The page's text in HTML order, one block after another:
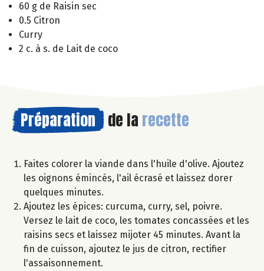
60 g de Raisin sec
0.5 Citron
Curry
2 c. à s. de Lait de coco
Préparation de la recette
Faites colorer la viande dans l'huile d'olive. Ajoutez
les oignons émincés, l'ail écrasé et laissez dorer
quelques minutes.
Ajoutez les épices: curcuma, curry, sel, poivre.
Versez le lait de coco, les tomates concassées et les
raisins secs et laissez mijoter 45 minutes. Avant la
fin de cuisson, ajoutez le jus de citron, rectifier
l'assaisonnement.